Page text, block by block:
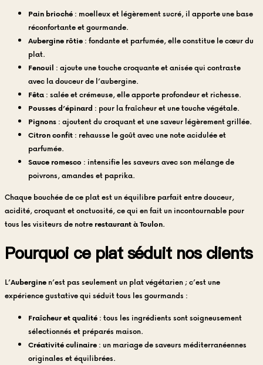
Pain brioché : moelleux et légèrement sucré, il apporte une base
réconfortante et gourmande.
Aubergine rôtie : fondante et parfumée, elle constitue le cœur du
plat.
Fenouil : ajoute une touche croquante et anisée qui contraste
avec la douceur de l’aubergine.
Fêta : salée et crémeuse, elle apporte profondeur et richesse.
Pousses d’épinard : pour la fraîcheur et une touche végétale.
Pignons : ajoutent du croquant et une saveur légèrement grillée.
Citron confit : rehausse le goût avec une note acidulée et
parfumée.
Sauce romesco : intensifie les saveurs avec son mélange de
poivrons, amandes et paprika.
Chaque bouchée de ce plat est un équilibre parfait entre douceur,
acidité, croquant et onctuosité, ce qui en fait un incontournable pour
tous les visiteurs de notre restaurant à Toulon.
Pourquoi ce plat séduit nos clients
L’Aubergine n’est pas seulement un plat végétarien ; c’est une
expérience gustative qui séduit tous les gourmands :
Fraîcheur et qualité : tous les ingrédients sont soigneusement
sélectionnés et préparés maison.
Créativité culinaire : un mariage de saveurs méditerranéennes
originales et équilibrées.